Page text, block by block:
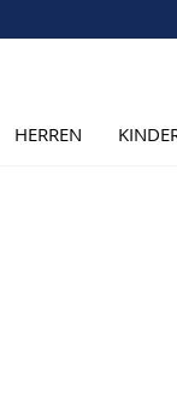
HERREN